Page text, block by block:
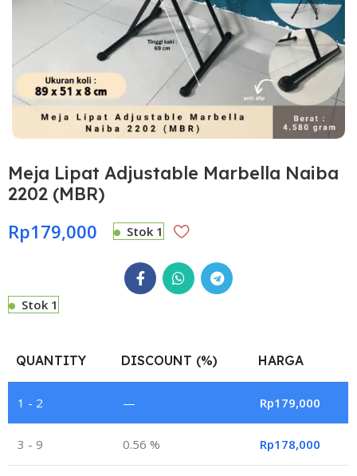
Meja Lipat Adjustable Marbella Naiba
2202 (MBR)
Rp179,000 Stok 1
Stok 1
QUANTITY DISCOUNT (%) HARGA
1 - 2 — Rp179,000
3 - 9 0.56 % Rp178,000